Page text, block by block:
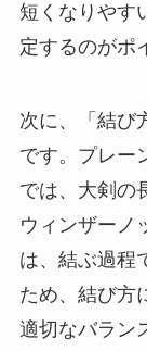
短くなりやす
定するのがポ
次に、「結び
です。プレー
では、大剣の
ウィンザーノ
は、結ぶ過程
ため、結び方
適切なバラン